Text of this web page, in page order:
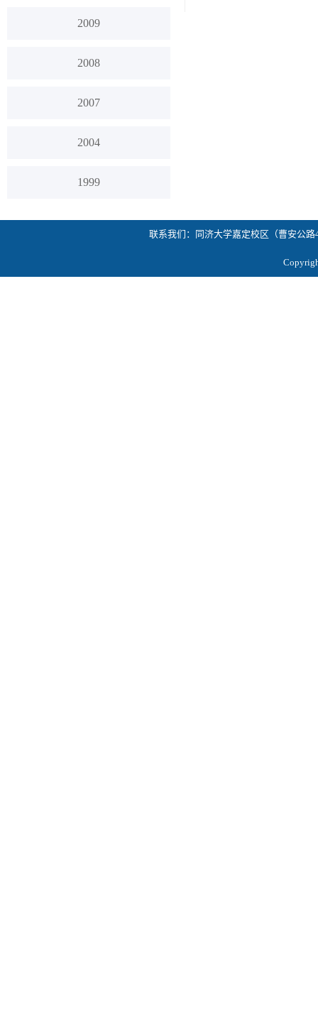
2009
2008
2007
2004
1999
联系我们：同济大学嘉定校区（曹安公